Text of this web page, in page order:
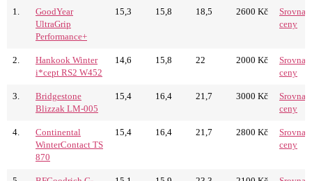
1.
GoodYear
UltraGrip
Performance+
15,3 15,8 18,5 2600 Kč
Srovnat
ceny
2.
Hankook Winter
i*cept RS2 W452
14,6 15,8 22 2000 Kč
Srovnat
ceny
3.
Bridgestone
Blizzak LM-005
15,4 16,4 21,7 3000 Kč
Srovnat
ceny
4.
Continental
WinterContact TS
870
15,4 16,4 21,7 2800 Kč
Srovnat
ceny